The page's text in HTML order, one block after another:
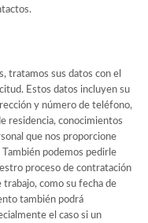
tratamos sus datos con el
Estos datos incluyen su
y número de teléfono,
residencia, conocimientos
que nos proporcione
podemos pedirle
proceso de contratación
trabajo, como su fecha de
también podrá
el caso si un